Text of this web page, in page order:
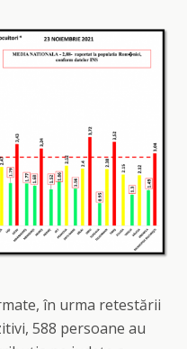
în urma retestării
588 persoane au